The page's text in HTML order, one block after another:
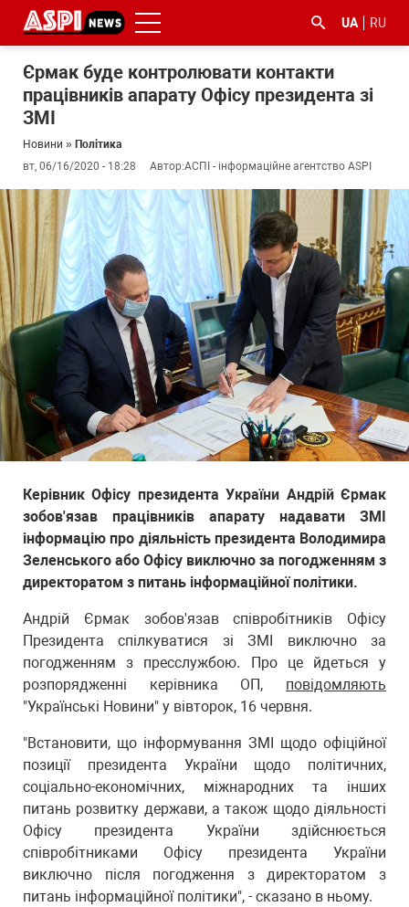
UA RU
Єрмак буде контролювати контакти
працівників апарату Офісу президента зі
ЗМІ
Новини » Політика
вт, 06/16/2020 - 18:28
Автор:АСПІ - інформаційне агентство ASPI
Керівник Офісу президента України Андрій Єрмак
зобов'язав працівників апарату надавати ЗМІ
інформацію про діяльність президента Володимира
Зеленського або Офісу виключно за погодженням з
директоратом з питань інформаційної політики.
Андрій Єрмак зобов'язав співробітників Офісу
Президента спілкуватися зі ЗМІ виключно за
погодженням з пресслужбою. Про це йдеться у
розпорядженні керівника ОП, повідомляють
"Українські Новини" у вівторок, 16 червня.
"Встановити, що інформування ЗМІ щодо офіційної
позиції президента України щодо політичних,
соціально-економічних, міжнародних та інших
питань розвитку держави, а також щодо діяльності
Офісу президента України здійснюється
співробітниками Офісу президента України
виключно після погодження з директоратом з
питань інформаційної політики", - сказано в ньому.
#ООС
#боротьба
з
корупцією
#ДФС #Київ #коронавірус